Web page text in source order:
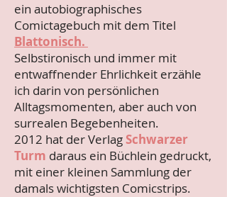
ein autobiographisches
Comictagebuch mit dem Titel
Blattonisch.
Selbstironisch und immer mit
entwaffnender Ehrlichkeit erzähle
ich darin von persönlichen
Alltagsmomenten, aber auch von
surrealen Begebenheiten.
2012 hat der Verlag Schwarzer
Turm daraus ein Büchlein gedruckt,
mit einer kleinen Sammlung der
damals wichtigsten Comicstrips.